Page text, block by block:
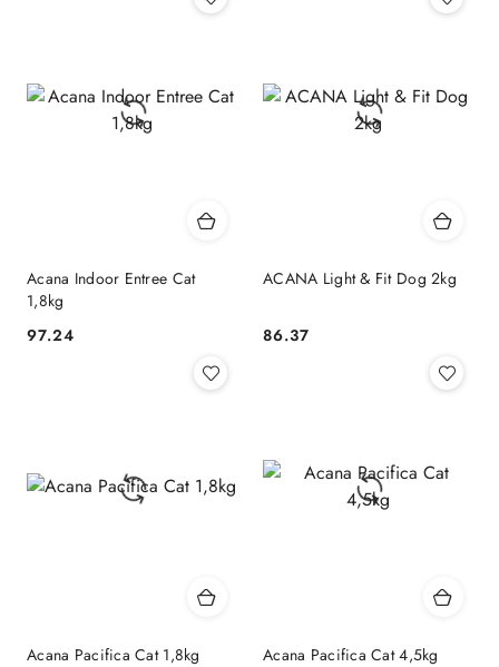
Acana Indoor Entree Cat
1,8kg
Cena:
97.24
ACANA Light & Fit Dog 2kg
Cena:
86.37
Acana Pacifica Cat 1,8kg Acana Pacifica Cat 4,5kg